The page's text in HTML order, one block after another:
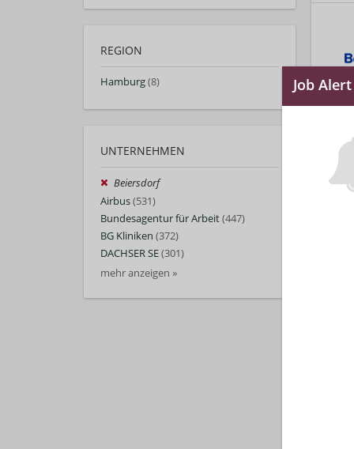
REGION
Hamburg(8)
UNTERNEHMEN
Beiersdorf
Airbus(531)
Bundesagentur für Arbeit(447)
BG Kliniken (372)
DACHSER SE(301)
mehr anzeigen »